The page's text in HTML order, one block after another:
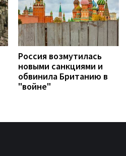
Россия возмутилась
новыми санкциями и
обвинила Британию в
"войне"